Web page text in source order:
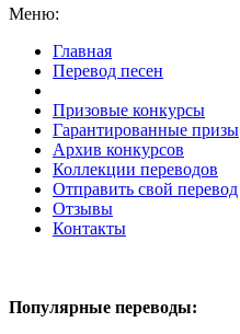
Меню:
Главная
Перевод песен
Призовые конкурсы
Гарантированные призы
Архив конкурсов
Коллекции переводов
Отправить свой перевод
Отзывы
Контакты
Популярные переводы: